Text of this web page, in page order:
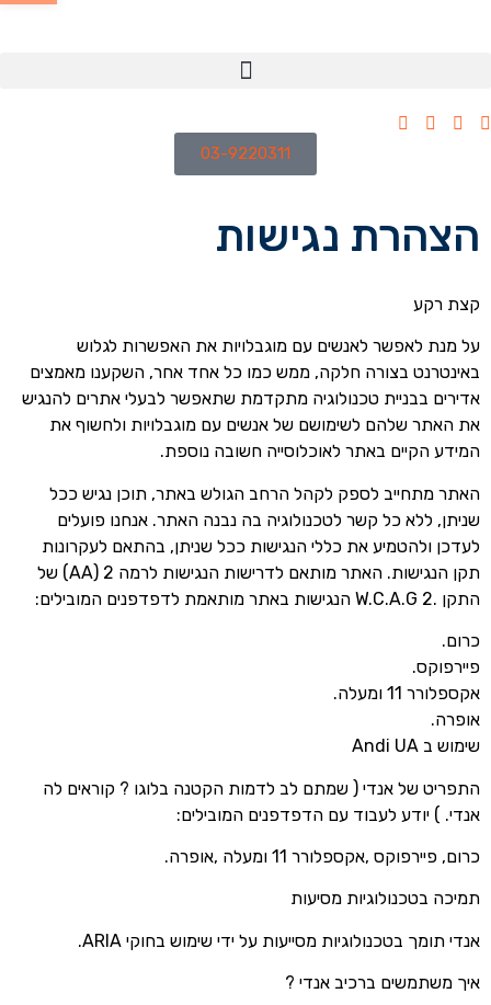
03-9220311
הצהרת נגישות
קצת רקע
על מנת לאפשר לאנשים עם מוגבלויות את האפשרות לגלוש
באינטרנט בצורה חלקה, ממש כמו כל אחד אחר, השקענו מאמצים
אדירים בבניית טכנולוגיה מתקדמת שתאפשר לבעלי אתרים להנגיש
את האתר שלהם לשימושם של אנשים עם מוגבלויות ולחשוף את
המידע הקיים באתר לאוכלוסייה חשובה נוספת.
האתר מתחייב לספק לקהל הרחב הגולש באתר, תוכן נגיש ככל
שניתן, ללא כל קשר לטכנולוגיה בה נבנה האתר. אנחנו פועלים
לעדכן ולהטמיע את כללי הנגישות ככל שניתן, בהתאם לעקרונות
תקן הנגישות. האתר מותאם לדרישות הנגישות לרמה 2 (AA) של
התקן .W.C.A.G 2 הנגישות באתר מותאמת לדפדפנים המובילים:
כרום.
פיירפוקס.
אקספלורר 11 ומעלה.
אופרה.
שימוש ב Andi UA
התפריט של אנדי ( שמתם לב לדמות הקטנה בלוגו ? קוראים לה
אנדי. ) יודע לעבוד עם הדפדפנים המובילים:
כרום, פיירפוקס ,אקספלורר 11 ומעלה ,אופרה.
תמיכה בטכנולוגיות מסיעות
אנדי תומך בטכנולוגיות מסייעות על ידי שימוש בחוקי ARIA.
איך משתמשים ברכיב אנדי ?